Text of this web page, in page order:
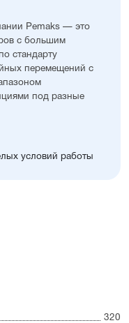
Pemaks — это
с большим
стандарту
перемещений с
под разные
условий работы
320